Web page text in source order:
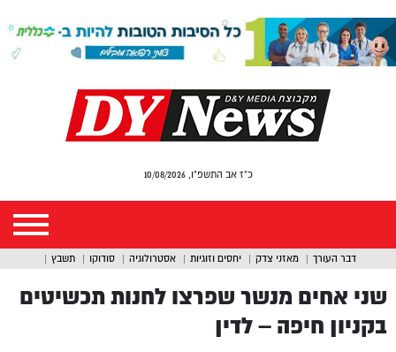
כ"ז אב התשפ"ו, 10/08/2026
דבר העורך מאזני צדק יחסים וזוגיות אסטרולוגיה סודוקו תשבץ
שני אחים מנשר שפרצו לחנות תכשיטים
בקניון חיפה – לדין